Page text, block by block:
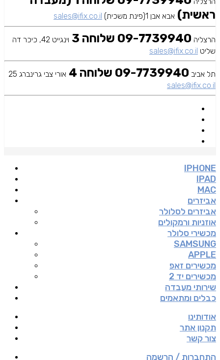
ראשית) אבא אבן 1(פינת משכית) sales@ifix.co.il
הרצליה 09-7739940 שלוחה 3
וינגייט 42, כיכר דה
שליט sales@ifix.co.il
תל אביב 09-7739940 שלוחה 4
אורי צבי גרינברג 25
sales@ifix.co.il
IPHONE
IPAD
MAC
אביזרים
אביזרים לסלולר
אוזניות ורמקולים
מכשירי סלולר
SAMSUNG
APPLE
מכשירים זאפ
מכשירים יד 2
שירותי מעבדה
כבלים ומתאמים
אודותינו
תקנון אתר
צור קשר
התחברות / הרשמה